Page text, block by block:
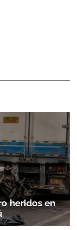
heridos en